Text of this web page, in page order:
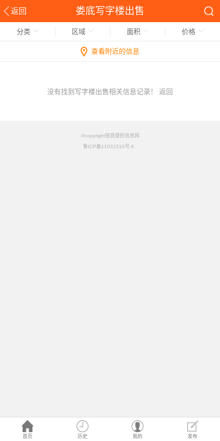
返回 娄底写字楼出售
首页 历史 我的 发布
分类 区域 面积 价格
查看附近的信息
没有找到写字楼出售相关信息记录！ 返回
©copyright铭竟便民信息网
鲁ICP备11031510号-6